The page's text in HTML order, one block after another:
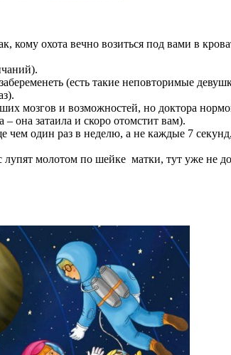
кому охота вечно возиться под вами в
(есть такие неповторимые
мозгов и возможностей, но доктора
она затаила и скоро отомстит вам).
чем один раз в неделю, а не каждые 7
лупят молотом по шейке матки, тут уже не